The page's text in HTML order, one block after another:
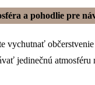
a pohodlie pre
vychutnať
jedinečnú atmosféru